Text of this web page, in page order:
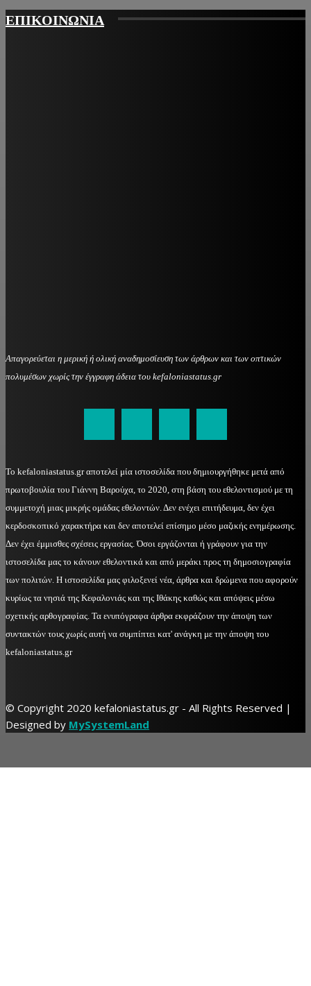
ΕΠΙΚΟΙΝΩΝΙΑ
Απαγορεύεται η μερική ή ολική αναδημοσίευση των άρθρων και των οπτικών
πολυμέσων χωρίς την έγγραφη άδεια του kefaloniastatus.gr
Το kefaloniastatus.gr αποτελεί μία ιστοσελίδα που δημιουργήθηκε μετά από
πρωτοβουλία του Γιάννη Βαρούχα, το 2020, στη βάση του εθελοντισμού με τη
συμμετοχή μιας μικρής ομάδας εθελοντών. Δεν ενέχει επιτήδευμα, δεν έχει
κερδοσκοπικό χαρακτήρα και δεν αποτελεί επίσημο μέσο μαζικής ενημέρωσης.
Δεν έχει έμμισθες σχέσεις εργασίας. Όσοι εργάζονται ή γράφουν για την
ιστοσελίδα μας το κάνουν εθελοντικά και από μεράκι προς τη δημοσιογραφία
των πολιτών. Η ιστοσελίδα μας φιλοξενεί νέα, άρθρα και δρώμενα που αφορούν
κυρίως τα νησιά της Κεφαλονιάς και της Ιθάκης καθώς και απόψεις μέσω
σχετικής αρθογραφίας. Τα ενυπόγραφα άρθρα εκφράζουν την άποψη των
συντακτών τους χωρίς αυτή να συμπίπτει κατ' ανάγκη με την άποψη του
kefaloniastatus.gr
© Copyright 2020 kefaloniastatus.gr - All Rights Reserved |
Designed by MySystemLand